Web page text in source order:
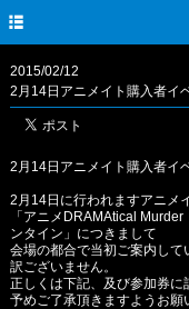
2015/02/12
2月14日アニメイト購入者イ
2月14日アニメイト購入者イ
2月14日に行われますアニメ
「アニメDRAMAtical
ンタイン」につきまして
会場の都合で当初ご案内して
訳ございません。
正しくは下記、及び参加券に
予めご了承頂きますようお願
NEWS
EVENT
CHARACTER
CAST & STAFF
MOVIE